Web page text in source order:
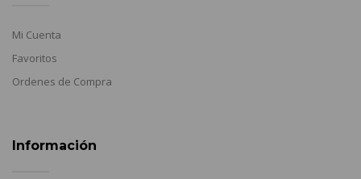
Mi Cuenta
Favoritos
Ordenes de Compra
Información